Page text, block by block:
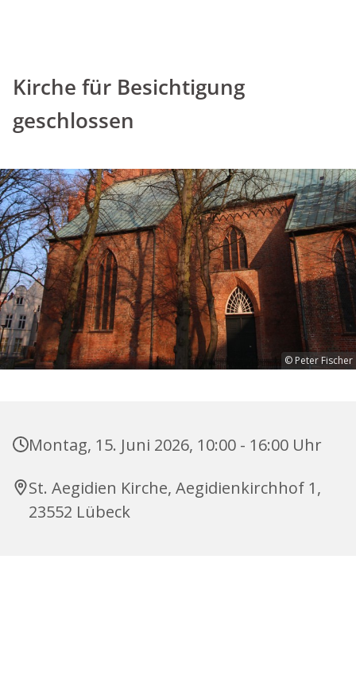
Kirche für Besichtigung
geschlossen
© Peter Fischer
Montag, 15. Juni 2026, 10:00 - 16:00 Uhr
St. Aegidien Kirche, Aegidienkirchhof 1,
23552 Lübeck